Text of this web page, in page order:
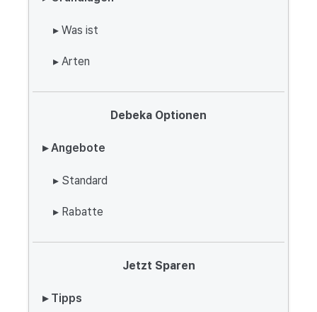
▸ Was ist
▸ Arten
Debeka Optionen
▸ Angebote
▸ Standard
▸ Rabatte
Jetzt Sparen
▸ Tipps